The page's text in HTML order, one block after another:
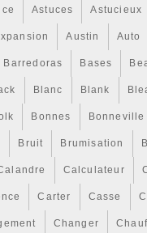
Astuces Astucieux
Austin Auto
Barredoras Bases
Blanc Blank
Bonnes Bonneville
Bruit Brumisation
Calculateur
Carter Casse
Changer
du ou des
gestion
effectuer un tel
doit être en
produit doit
garantie. Le
Vous ne
comme un
directement sur
société peut ne